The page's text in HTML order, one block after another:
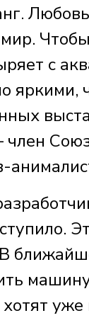
с
яркими,
член
уже